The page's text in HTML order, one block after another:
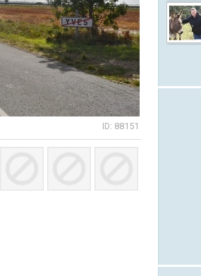
ID: 88151